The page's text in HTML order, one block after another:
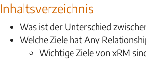
Inhaltsverzeichnis
Was ist der Unterschied
Welche Ziele hat Any
Wichtige Ziele von xRM